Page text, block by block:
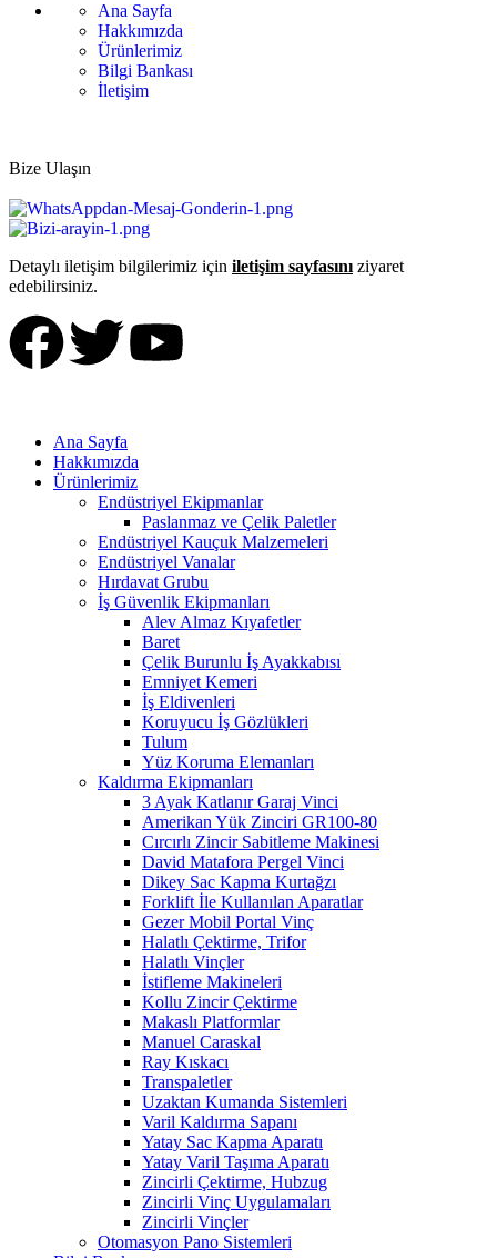
Ana Sayfa
Hakkımızda
Ürünlerimiz
Bilgi Bankası
İletişim
Bize Ulaşın
Detaylı iletişim bilgilerimiz için iletişim sayfasını ziyaret
edebilirsiniz.
Ana Sayfa
Hakkımızda
Ürünlerimiz
Endüstriyel Ekipmanlar
Paslanmaz ve Çelik Paletler
Endüstriyel Kauçuk Malzemeleri
Endüstriyel Vanalar
Hırdavat Grubu
İş Güvenlik Ekipmanları
Alev Almaz Kıyafetler
Baret
Çelik Burunlu İş Ayakkabısı
Emniyet Kemeri
İş Eldivenleri
Koruyucu İş Gözlükleri
Tulum
Yüz Koruma Elemanları
Kaldırma Ekipmanları
3 Ayak Katlanır Garaj Vinci
Amerikan Yük Zinciri GR100-80
Cırcırlı Zincir Sabitleme Makinesi
David Matafora Pergel Vinci
Dikey Sac Kapma Kurtağzı
Forklift İle Kullanılan Aparatlar
Gezer Mobil Portal Vinç
Halatlı Çektirme, Trifor
Halatlı Vinçler
İstifleme Makineleri
Kollu Zincir Çektirme
Makaslı Platformlar
Manuel Caraskal
Ray Kıskacı
Transpaletler
Uzaktan Kumanda Sistemleri
Varil Kaldırma Sapanı
Yatay Sac Kapma Aparatı
Yatay Varil Taşıma Aparatı
Zincirli Çektirme, Hubzug
Zincirli Vinç Uygulamaları
Zincirli Vinçler
Otomasyon Pano Sistemleri